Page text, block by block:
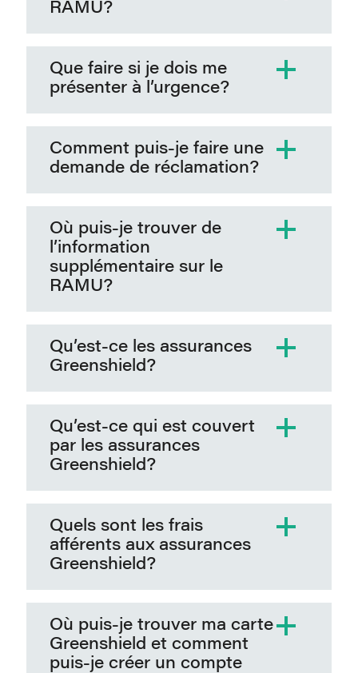
RAMU?
Que faire si je dois me
présenter à l’urgence?
Comment puis-je faire une
demande de réclamation?
Où puis-je trouver de
l’information
supplémentaire sur le
RAMU?
Qu’est-ce les assurances
Greenshield?
Qu’est-ce qui est couvert
par les assurances
Greenshield?
Quels sont les frais
afférents aux assurances
Greenshield?
Où puis-je trouver ma carte
Greenshield et comment
puis-je créer un compte